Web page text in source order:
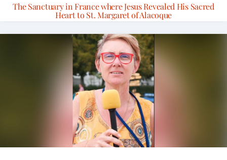
The Sanctuary in France where Jesus Revealed His Sacred
Heart to St. Margaret of Alacoque